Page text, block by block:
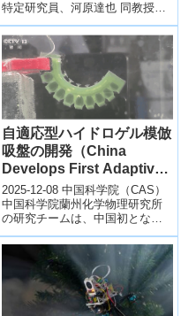
特定研究員、河原達也 同教授の
研究グループは、人が笑ったと
きに適切に笑い返す...
自適応型ハイドロゲル模倣
吸盤の開発（China
Develops First Adaptive
Hydrogel Biomimetic
Suction Disc）
2025-12-08 中国科学院（CAS）
中国科学院蘭州化学物理研究所
の研究チームは、中国初となる
適応型ハイドロゲル製生体模倣
吸盤を開発しました。これは、